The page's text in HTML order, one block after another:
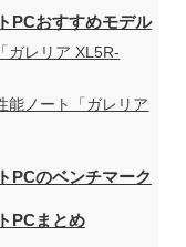
PCおすすめモデル
ガレリア XL5R-
能ノート「ガレリア
PCのベンチマーク
PCまとめ